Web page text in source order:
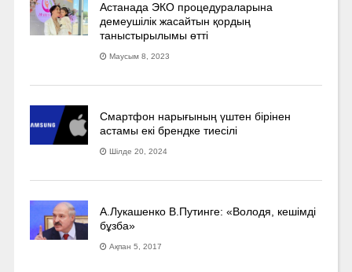
Астанада ЭКО процедураларына
демеушілік жасайтын қордың
таныстырылымы өтті
Маусым 8, 2023
Смартфон нарығының үштен бірінен
астамы екі брендке тиесілі
Шілде 20, 2024
А.Лукашенко В.Путинге: «Володя, кешімді
бұзба»
Ақпан 5, 2017